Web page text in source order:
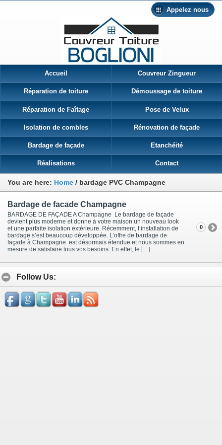
Appelez nous
Accueil Couvreur Zingueur
Réparation de toiture Démoussage de toiture
Réparation de Faîtage Pose de Velux
Isolation de combles Rénovation de façade
Bardage de façade Etanchéité
Réalisations Contact
You are here: Home / bardage PVC Champagne
Bardage de facade Champagne
BARDAGE DE FAÇADE A Champagne Le bardage de façade
devient plus moderne et donne à votre maison un nouveau look
et une parfaite isolation extérieure. Récemment, l’installation de
bardage s’est beaucoup développée. L’offre de bardage de
façade à Champagne est désormais étendue et nous sommes en
mesure de satisfaire tous vos besoins. En effet, le […]
0
Follow Us: